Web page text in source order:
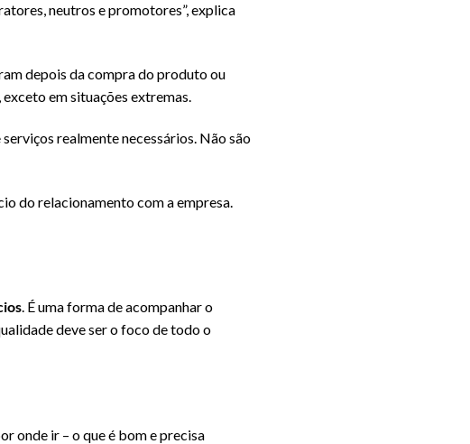
neutros e promotores”, explica
depois da compra do produto ou
em situações extremas.
realmente necessários. Não são
do relacionamento com a empresa.
. É uma forma de acompanhar o
deve ser o foco de todo o
onde ir – o que é bom e precisa